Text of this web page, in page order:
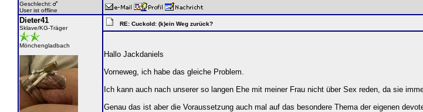
Geschlecht:
User ist offline
Dieter41
Sklave/KG-Träger
Mönchengladbach
RE: Cuckold: (k)ein Weg zurück?
Hallo Jackdaniels
Vorneweg, ich habe das gleiche Problem.
Ich kann auch nach unserer so langen Ehe mit meiner Frau nicht über Sex reden, da sie
Genau das ist aber die Voraussetzung auch mal auf das besondere Thema der eigenen